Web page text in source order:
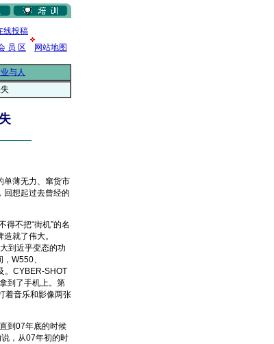
线投稿
员 区
网站地图
与人
薄无力、窜货市
回想起过去曾经的
不把“街机”的名
就了伟大。
到近乎变态的功
W550、
。CYBER-SHOT
到了手机上。第
着音乐和影像两张
到07年底的时候
，从07年初的时